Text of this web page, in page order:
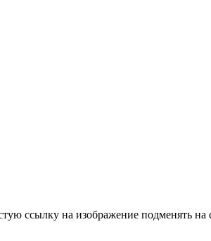
ссылку на изображение подменять на